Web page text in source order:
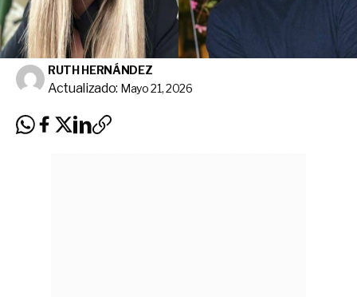
RUTH HERNÁNDEZ
Actualizado: Mayo 21, 2026